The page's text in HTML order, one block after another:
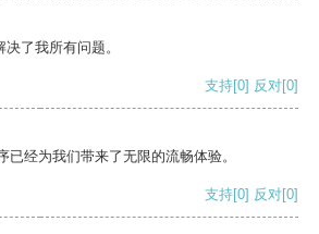
了我所有问题。
支持[0] 反对[0]
经为我们带来了无限的流畅体验。
支持[0] 反对[0]